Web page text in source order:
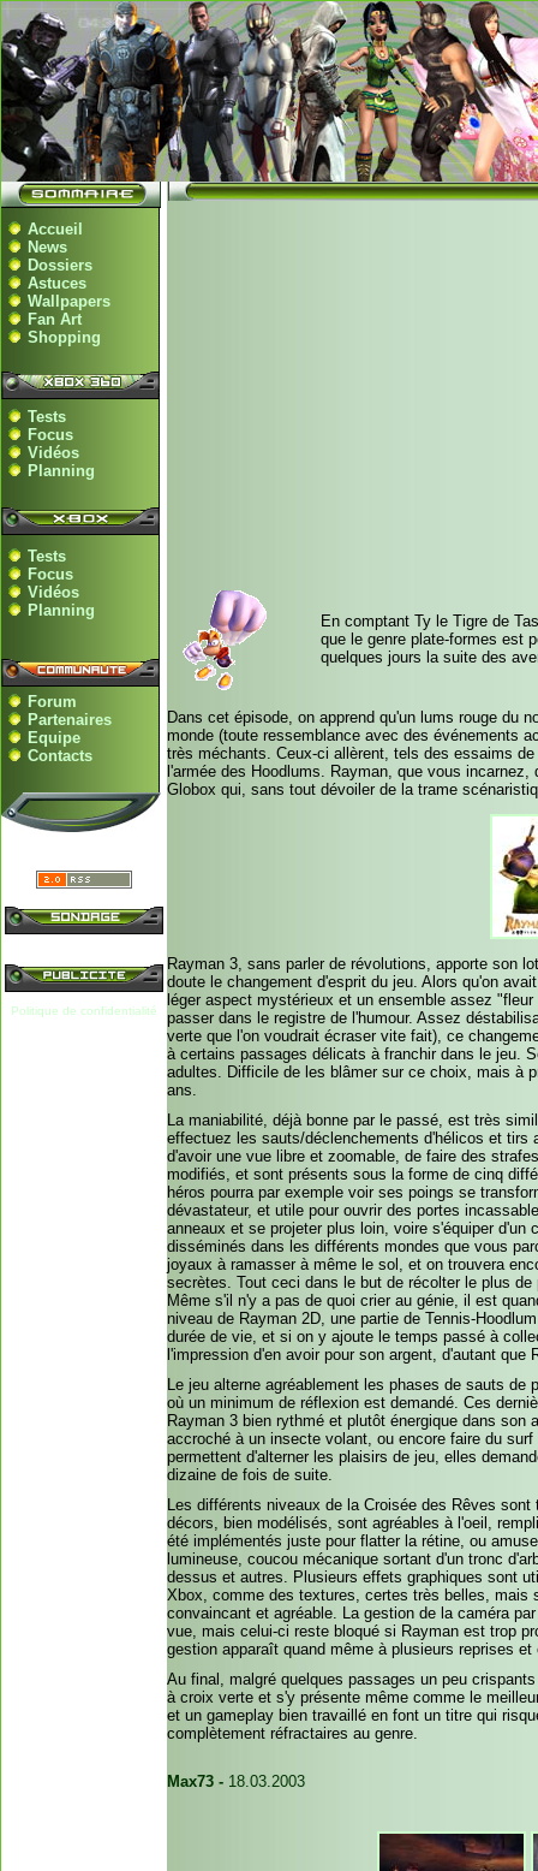
Accueil
News
Dossiers
Astuces
Wallpapers
Fan Art
Shopping
Tests
Focus
Vidéos
Planning
Tests
Focus
Vidéos
Planning
Forum
Partenaires
Equipe
Contacts
Politique de confidentialité
En comptant Ty le Tigre de
que le genre plate-formes est
quelques jours la suite des
Dans cet épisode, on apprend qu'un lums rouge du
monde (toute ressemblance avec des événements
très méchants. Ceux-ci allèrent, tels des essaims
l'armée des Hoodlums. Rayman, que vous
Globox qui, sans tout dévoiler de la trame
Rayman 3, sans parler de révolutions, apporte son
doute le changement d'esprit du jeu. Alors qu'on
léger aspect mystérieux et un ensemble assez
passer dans le registre de l'humour. Assez
verte que l'on voudrait écraser vite fait), ce
à certains passages délicats à franchir dans le jeu.
adultes. Difficile de les blâmer sur ce choix, mais à
ans.
La maniabilité, déjà bonne par le passé, est très
effectuez les sauts/déclenchements d'hélicos et tirs
d'avoir une vue libre et zoomable, de faire des
modifiés, et sont présents sous la forme de cinq
héros pourra par exemple voir ses poings se
dévastateur, et utile pour ouvrir des portes
anneaux et se projeter plus loin, voire s'équiper
disséminés dans les différents mondes que vous
joyaux à ramasser à même le sol, et on trouvera
secrètes. Tout ceci dans le but de récolter le plus
Même s'il n'y a pas de quoi crier au génie, il est
niveau de Rayman 2D, une partie de Tennis-
durée de vie, et si on y ajoute le temps passé à
l'impression d'en avoir pour son argent, d'autant
Le jeu alterne agréablement les phases de sauts
où un minimum de réflexion est demandé. Ces
Rayman 3 bien rythmé et plutôt énergique dans
accroché à un insecte volant, ou encore faire du
permettent d'alterner les plaisirs de jeu, elles
dizaine de fois de suite.
Les différents niveaux de la Croisée des Rêves
décors, bien modélisés, sont agréables à l'oeil,
été implémentés juste pour flatter la rétine, ou
lumineuse, coucou mécanique sortant d'un tronc
dessus et autres. Plusieurs effets graphiques sont
Xbox, comme des textures, certes très belles, mais
convaincant et agréable. La gestion de la caméra
vue, mais celui-ci reste bloqué si Rayman est trop
gestion apparaît quand même à plusieurs reprises
Au final, malgré quelques passages un peu
à croix verte et s'y présente même comme le
et un gameplay bien travaillé en font un titre qui
complètement réfractaires au genre.
Max73 - 18.03.2003